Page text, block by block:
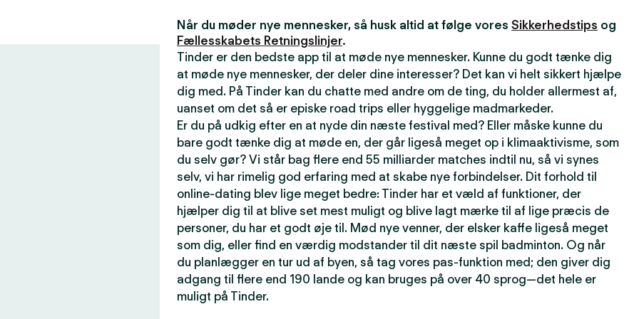
Når du møder nye mennesker, så husk altid at følge vores Sikkerhedstips og
Fællesskabets Retningslinjer.
Tinder er den bedste app til at møde nye mennesker. Kunne du godt tænke dig
at møde nye mennesker, der deler dine interesser? Det kan vi helt sikkert hjælpe
dig med. På Tinder kan du chatte med andre om de ting, du holder allermest af,
uanset om det så er episke road trips eller hyggelige madmarkeder.
Er du på udkig efter en at nyde din næste festival med? Eller måske kunne du
bare godt tænke dig at møde en, der går ligeså meget op i klimaaktivisme, som
du selv gør? Vi står bag flere end 55 milliarder matches indtil nu, så vi synes
selv, vi har rimelig god erfaring med at skabe nye forbindelser. Dit forhold til
online-dating blev lige meget bedre: Tinder har et væld af funktioner, der
hjælper dig til at blive set mest muligt og blive lagt mærke til af lige præcis de
personer, du har et godt øje til. Mød nye venner, der elsker kaffe ligeså meget
som dig, eller find en værdig modstander til dit næste spil badminton. Og når
du planlægger en tur ud af byen, så tag vores pas-funktion med; den giver dig
adgang til flere end 190 lande og kan bruges på over 40 sprog—det hele er
muligt på Tinder.